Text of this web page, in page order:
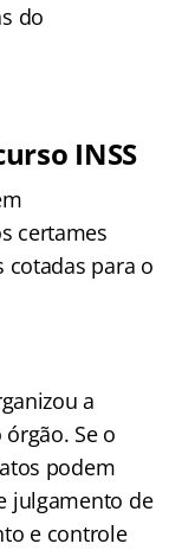
do
INSS
certames
cotadas para o
a
Se o
podem
julgamento de
e controle